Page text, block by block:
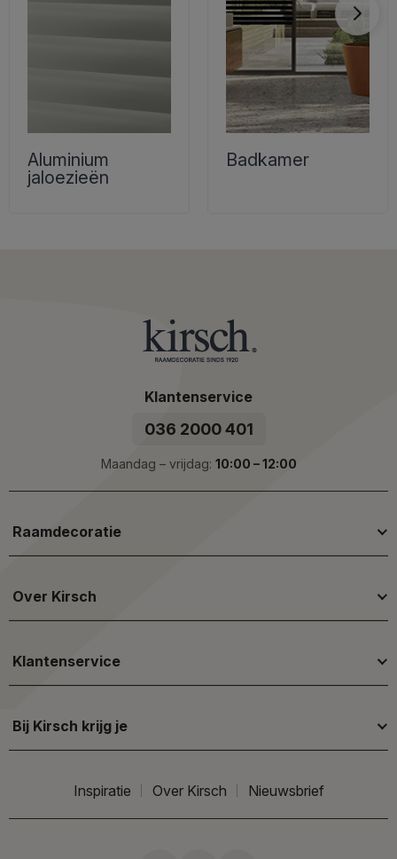
Aluminium
jaloezieën
Badkamer
Klantenservice
036 2000 401
Maandag – vrijdag: 10:00 – 12:00
Raamdecoratie
Over Kirsch
Klantenservice
Bij Kirsch krijg je
Inspiratie Over Kirsch Nieuwsbrief